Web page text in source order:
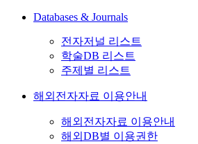
Databases & Journals
전자저널 리스트
학술DB 리스트
주제별 리스트
해외전자자료 이용안내
해외전자자료 이용안내
해외DB별 이용권한